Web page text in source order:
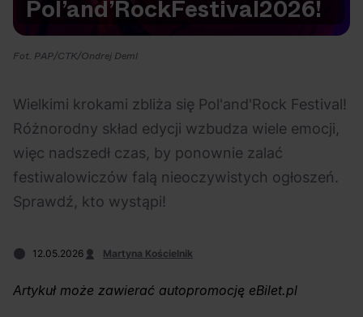
Na czasie
Polecane Scena Impostora 06.08.2026
Kto jest
prawdziwym fanem
Chivasa?
eBilet Festiwal
Aplikacja
Pol’and’RockFestival2026!
Fot. PAP/CTK/Ondrej Deml
Wielkimi krokami zbliża się Pol'and'Rock Festival!
Różnorodny skład edycji wzbudza wiele emocji,
więc nadszedł czas, by ponownie zalać
festiwalowiczów falą nieoczywistych ogłoszeń.
Sprawdź, kto wystąpi!
12.05.2026 Martyna Kościelnik
Artykuł może zawierać autopromocję eBilet.pl